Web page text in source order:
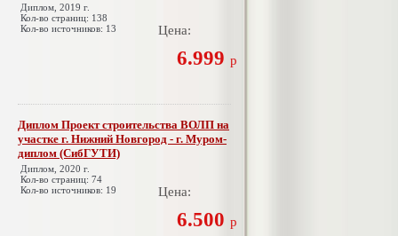
Диплом, 2019 г.
Кол-во страниц: 138
Кол-во источников: 13
Цена:
6.999 р
Диплом Проект строительства ВОЛП на
участке г. Нижний Новгород - г. Муром-
диплом (СибГУТИ)
Диплом, 2020 г.
Кол-во страниц: 74
Кол-во источников: 19
Цена:
6.500 р